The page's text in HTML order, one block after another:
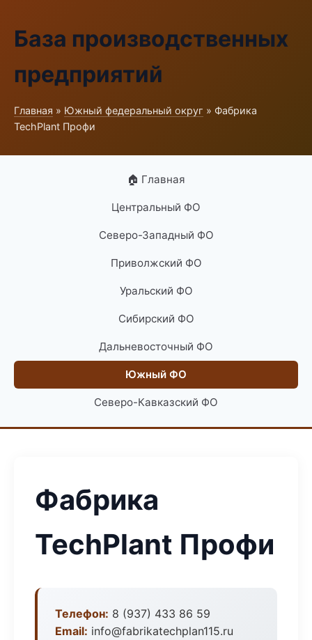
База производственных
предприятий
Главная » Южный федеральный округ » Фабрика
TechPlant Профи
🏠 Главная
Центральный ФО
Северо-Западный ФО
Приволжский ФО
Уральский ФО
Сибирский ФО
Дальневосточный ФО
Южный ФО
Северо-Кавказский ФО
Фабрика
TechPlant Профи
Телефон: 8 (937) 433 86 59
Email: info@fabrikatechplan115.ru